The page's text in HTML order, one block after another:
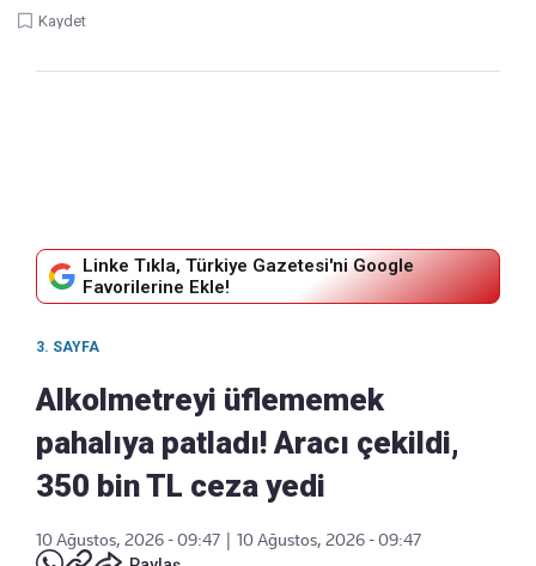
Kaydet
Linke Tıkla, Türkiye Gazetesi'ni Google
Favorilerine Ekle!
3. SAYFA
Alkolmetreyi üflememek
pahalıya patladı! Aracı çekildi,
350 bin TL ceza yedi
10 Ağustos, 2026 - 09:47 | 10 Ağustos, 2026 - 09:47